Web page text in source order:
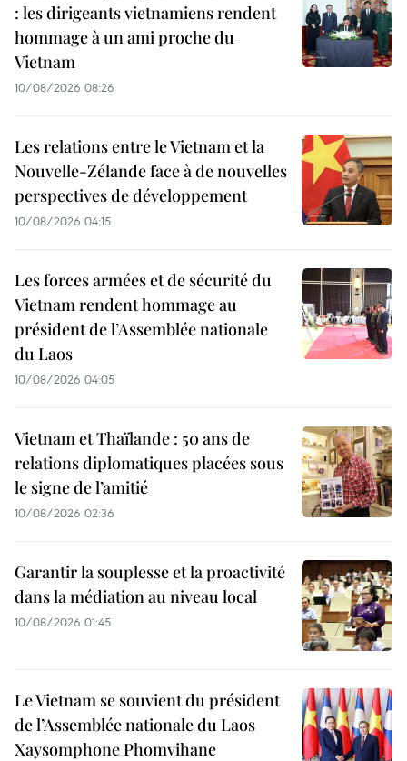
: les dirigeants vietnamiens rendent
hommage à un ami proche du
Vietnam
10/08/2026 08:26
Les relations entre le Vietnam et la
Nouvelle-Zélande face à de nouvelles
perspectives de développement
10/08/2026 04:15
Les forces armées et de sécurité du
Vietnam rendent hommage au
président de l’Assemblée nationale
du Laos
10/08/2026 04:05
Vietnam et Thaïlande : 50 ans de
relations diplomatiques placées sous
le signe de l’amitié
10/08/2026 02:36
Garantir la souplesse et la proactivité
dans la médiation au niveau local
10/08/2026 01:45
Le Vietnam se souvient du président
de l’Assemblée nationale du Laos
Xaysomphone Phomvihane